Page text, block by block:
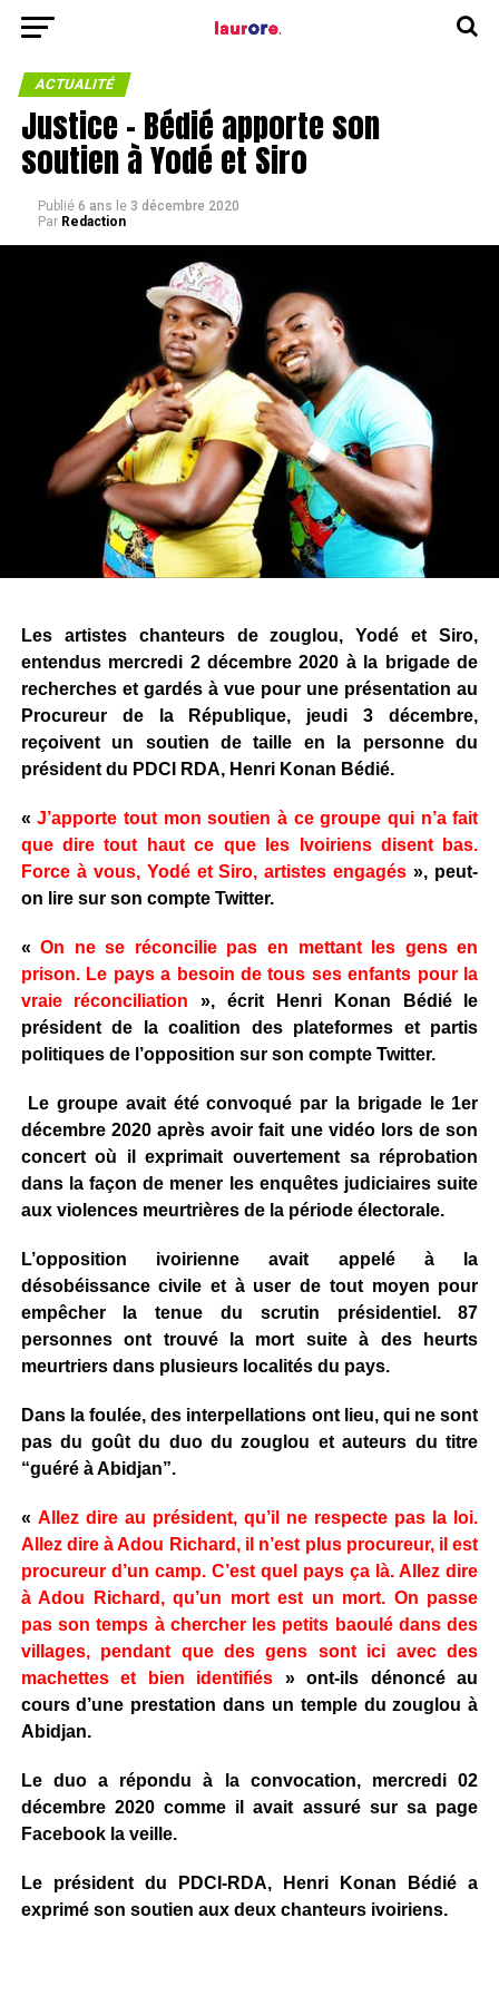
ACTUALITÉ
Justice – Bédié apporte son
soutien à Yodé et Siro
Publié 6 ans le 3 décembre 2020
Par Redaction
Les artistes chanteurs de zouglou, Yodé et Siro,
entendus mercredi 2 décembre 2020 à la brigade de
recherches et gardés à vue pour une présentation au
Procureur de la République, jeudi 3 décembre,
reçoivent un soutien de taille en la personne du
président du PDCI RDA, Henri Konan Bédié.
«J’apporte tout mon soutien à ce groupe qui n’a fait
que dire tout haut ce que les Ivoiriens disent bas.
Force à vous, Yodé et Siro, artistes engagés », peut-
on lire sur son compte Twitter.
«On ne se réconcilie pas en mettant les gens en
prison. Le pays a besoin de tous ses enfants pour la
vraie réconciliation », écrit Henri Konan Bédié le
président de la coalition des plateformes et partis
politiques de l’opposition sur son compte Twitter.
Le groupe avait été convoqué par la brigade le 1er
décembre 2020 après avoir fait une vidéo lors de son
concert où il exprimait ouvertement sa réprobation
dans la façon de mener les enquêtes judiciaires suite
aux violences meurtrières de la période électorale.
L’opposition ivoirienne avait appelé à la
désobéissance civile et à user de tout moyen pour
empêcher la tenue du scrutin présidentiel. 87
personnes ont trouvé la mort suite à des heurts
meurtriers dans plusieurs localités du pays.
Dans la foulée, des interpellations ont lieu, qui ne sont
pas du goût du duo du zouglou et auteurs du titre
“guéré à Abidjan”.
« Allez dire au président, qu’il ne respecte pas la loi.
Allez dire à Adou Richard, il n’est plus procureur, il est
procureur d’un camp. C’est quel pays ça là. Allez dire
à Adou Richard, qu’un mort est un mort. On passe
pas son temps à chercher les petits baoulé dans des
villages, pendant que des gens sont ici avec des
machettes et bien identifiés » ont-ils dénoncé au
cours d’une prestation dans un temple du zouglou à
Abidjan.
Le duo a répondu à la convocation, mercredi 02
décembre 2020 comme il avait assuré sur sa page
Facebook la veille.
Le président du PDCI-RDA, Henri Konan Bédié a
exprimé son soutien aux deux chanteurs ivoiriens.